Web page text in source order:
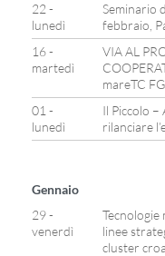
22 -
lunedì
Seminario
febbraio,
16 -
martedì
VIA AL
mareTC
01 -
lunedì
Il Piccolo –
rilanciare
Gennaio
29 -
venerdì
Tecnologie
linee
cluster